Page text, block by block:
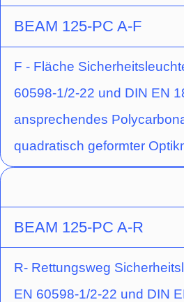
Beton-Einbaugehäuse
Datenblatt).
Schraubenloser Leuchten-
Einrastmechanismus.
und gegossener Acryloptik.
Flächenausleuchtung ist
für Fluchtwegausleuchtung
BEAM 125-PC A-F
F - Fläche
60598-1/2-22 und DIN EN
ansprechendes
quadratisch geformter
Schraubenloser Leuchten-
Deckenaufbaumontage mit
(Schaltungsart:
gegossener Acryloptik zur
BEAM 125-PC A-R
R- Rettungsweg
EN 60598-1/2-22 und DIN